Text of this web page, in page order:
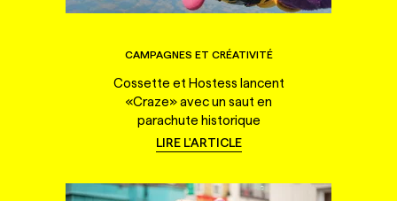
CAMPAGNES ET CRÉATIVITÉ
Cossette et Hostess lancent
«Craze» avec un saut en
parachute historique
LIRE L'ARTICLE